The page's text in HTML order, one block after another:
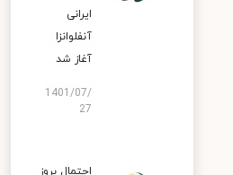
ایرانی
آنفلوانزا
آغاز شد
1401/07/
27
احتمال بروز